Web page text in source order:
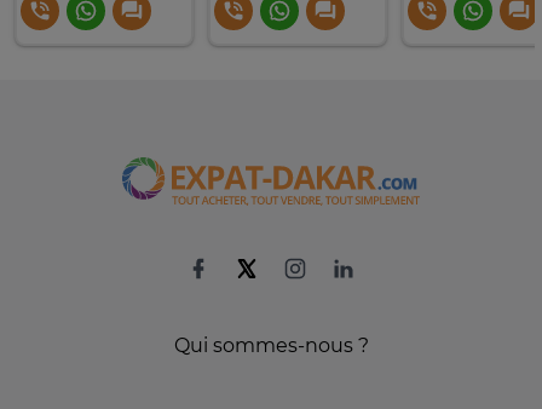
Qui sommes-nous ?